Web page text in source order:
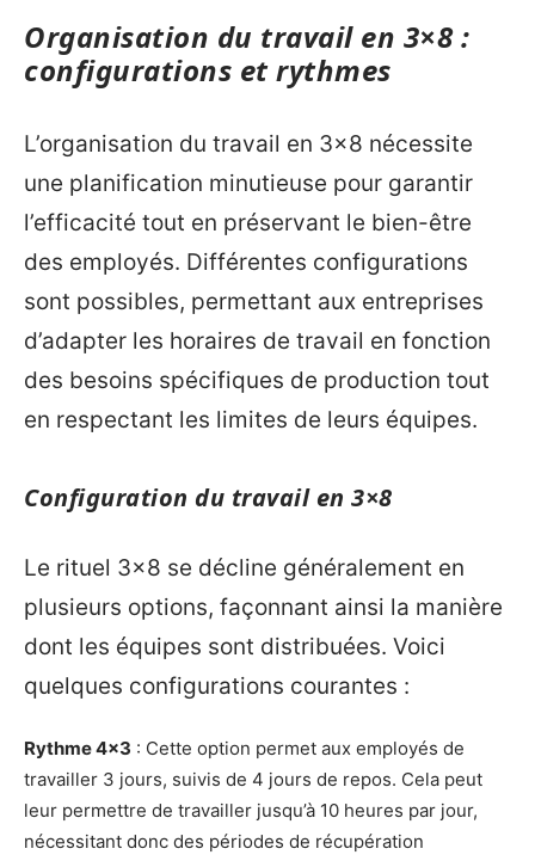
Organisation du travail en 3×8 :
configurations et rythmes
L’organisation du travail en 3×8 nécessite
une planification minutieuse pour garantir
l’efficacité tout en préservant le bien-être
des employés. Différentes configurations
sont possibles, permettant aux entreprises
d’adapter les horaires de travail en fonction
des besoins spécifiques de production tout
en respectant les limites de leurs équipes.
Configuration du travail en 3×8
Le rituel 3×8 se décline généralement en
plusieurs options, façonnant ainsi la manière
dont les équipes sont distribuées. Voici
quelques configurations courantes :
Rythme 4×3 : Cette option permet aux employés de
travailler 3 jours, suivis de 4 jours de repos. Cela peut
leur permettre de travailler jusqu’à 10 heures par jour,
nécessitant donc des périodes de récupération